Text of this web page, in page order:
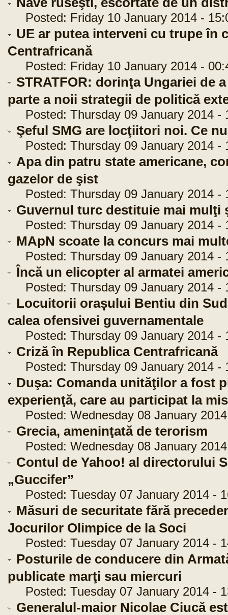
Posted: Friday 10 January 2014 -
UE ar putea interveni cu trupe în
Centrafricană
Posted: Friday 10 January 2014 -
STRATFOR: dorinţa Ungariei de
parte a noii strategii de politică
Posted: Thursday 09 January 2014 -
Şeful SMG are locţiitori noi. Ce
Posted: Thursday 09 January 2014 -
Apa din patru state americane,
gazelor de şist
Posted: Thursday 09 January 2014 -
Guvernul turc destituie mai mulţi
Posted: Thursday 09 January 2014 -
MApN scoate la concurs mai
Posted: Thursday 09 January 2014 -
Încă un elicopter al armatei
Posted: Thursday 09 January 2014 -
Locuitorii orașului Bentiu din
calea ofensivei guvernamentale
Posted: Thursday 09 January 2014 -
Criză în Republica Centrafricană
Posted: Thursday 09 January 2014 -
Duşa: Comanda unităţilor a fost
experienţă, care au participat la
Posted: Wednesday 08 January
Grecia, ameninţată de terorism
Posted: Wednesday 08 January
Contul de Yahoo! al directorului
„Guccifer”
Posted: Tuesday 07 January 2014 -
Măsuri de securitate fără
Jocurilor Olimpice de la Soci
Posted: Tuesday 07 January 2014 -
Posturile de conducere din
publicate marţi sau miercuri
Posted: Tuesday 07 January 2014 -
Generalul-maior Nicolae Ciucă